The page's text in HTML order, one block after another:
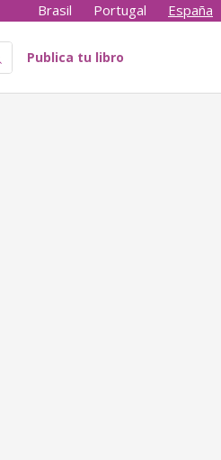
Brasil Portugal España
Publica tu libro